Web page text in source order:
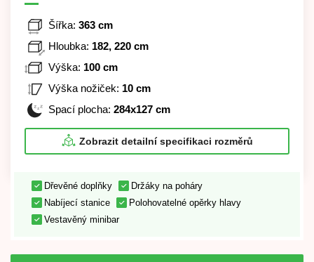
Šířka: 363 cm
Hloubka: 182, 220 cm
Výška: 100 cm
Výška nožiček: 10 cm
Spací plocha: 284x127 cm
Zobrazit detailní specifikaci rozměrů
Dřevěné doplňky
Držáky na poháry
Nabíjecí stanice
Polohovatelné opěrky hlavy
Vestavěný minibar